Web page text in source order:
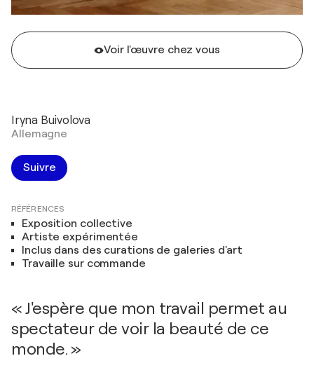
Voir l'œuvre chez vous
Iryna Buivolova
Allemagne
Suivre
RÉFÉRENCES
Exposition collective
Artiste expérimentée
Inclus dans des curations de galeries d'art
Travaille sur commande
« J'espère que mon travail permet au
spectateur de voir la beauté de ce
monde. »